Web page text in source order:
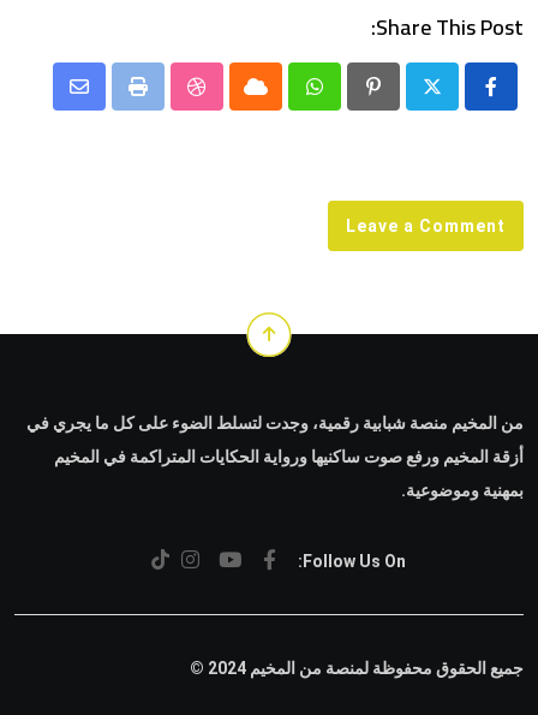
Share This Post:
Pinterest
Whatsapp
Cloud
StumbleUpon
Print
Share
Leave a Comment
من المخيم منصة شبابية رقمية، وجدت لتسلط الضوء على كل ما يجري في
أزقة المخيم ورفع صوت ساكنيها ورواية الحكايات المتراكمة في المخيم
بمهنية وموضوعية.
Follow Us On:
جميع الحقوق محفوظة لمنصة من المخيم 2024 ©